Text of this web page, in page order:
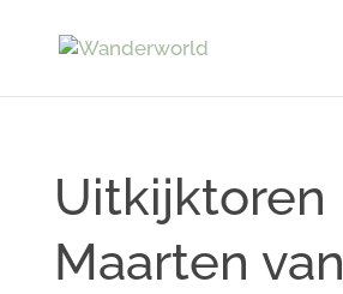
Uitkijktoren
Maarten van